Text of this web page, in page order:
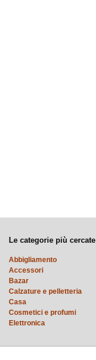
Le categorie più cercate
Abbigliamento
Accessori
Bazar
Calzature e pelletteria
Casa
Cosmetici e profumi
Elettronica